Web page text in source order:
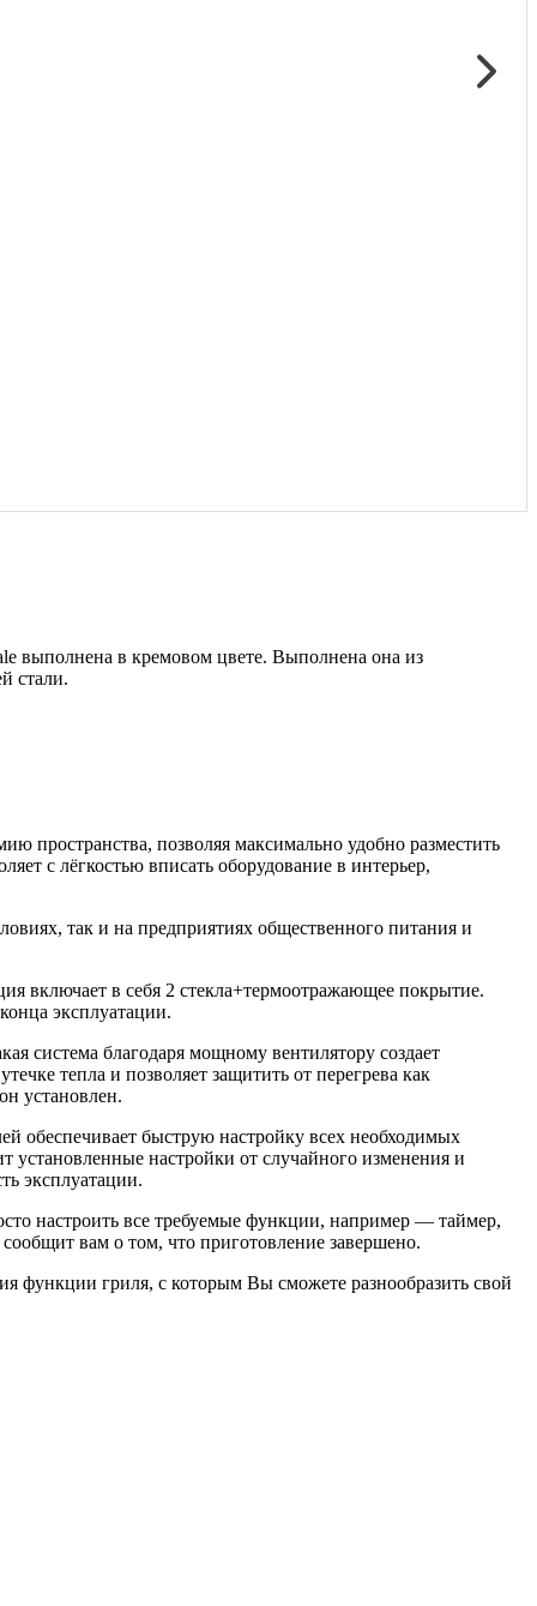
выполнена в кремовом цвете. Выполнена она из
стали.
пространства, позволяя максимально удобно разместить
с лёгкостью вписать оборудование в интерьер,
так и на предприятиях общественного питания и
включает в себя 2 стекла+термоотражающее покрытие.
эксплуатации.
система благодаря мощному вентилятору создает
тепла и позволяет защитить от перегрева как
установлен.
обеспечивает быструю настройку всех необходимых
установленные настройки от случайного изменения и
эксплуатации.
настроить все требуемые функции, например — таймер,
вам о том, что приготовление завершено.
функции гриля, с которым Вы сможете разнообразить свой